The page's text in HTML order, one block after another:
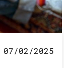
07/02/2025